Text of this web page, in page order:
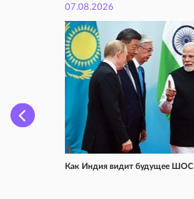
07.08.2026
Как Индия видит будущее ШОС